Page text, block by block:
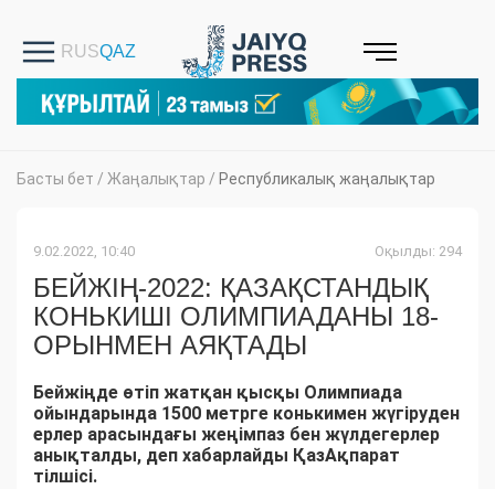
Басты бет / Жаңалықтар / Республикалық жаңалықтар
9.02.2022, 10:40 Оқылды: 294
БЕЙЖІҢ-2022: ҚАЗАҚСТАНДЫҚ
КОНЬКИШІ ОЛИМПИАДАНЫ 18-
ОРЫНМЕН АЯҚТАДЫ
Бейжіңде өтіп жатқан қысқы Олимпиада
ойындарында 1500 метрге конькимен жүгіруден
ерлер арасындағы жеңімпаз бен жүлдегерлер
анықталды, деп хабарлайды ҚазАқпарат
тілшісі.